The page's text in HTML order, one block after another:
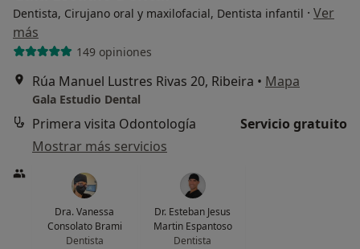
Dentista, Cirujano oral y maxilofacial, Dentista infantil · Ver
más
149 opiniones
Rúa Manuel Lustres Rivas 20, Ribeira • Mapa
Gala Estudio Dental
Primera visita Odontología
Servicio gratuito
Mostrar más servicios
Dra. Vanessa
Consolato Brami
Dentista
Dr. Esteban Jesus
Martin Espantoso
Dentista